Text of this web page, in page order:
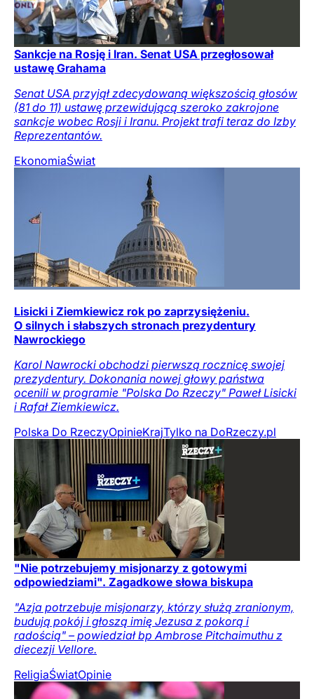
Sankcje na Rosję i Iran. Senat USA przegłosował
ustawę Grahama
Senat USA przyjął zdecydowaną większością głosów
(81 do 11) ustawę przewidującą szeroko zakrojone
sankcje wobec Rosji i Iranu. Projekt trafi teraz do Izby
Reprezentantów.
EkonomiaŚwiat
Lisicki i Ziemkiewicz rok po zaprzysiężeniu.
O silnych i słabszych stronach prezydentury
Nawrockiego
Karol Nawrocki obchodzi pierwszą rocznicę swojej
prezydentury. Dokonania nowej głowy państwa
ocenili w programie "Polska Do Rzeczy" Paweł Lisicki
i Rafał Ziemkiewicz.
Polska Do RzeczyOpinieKrajTylko na DoRzeczy.pl
"Nie potrzebujemy misjonarzy z gotowymi
odpowiedziami". Zagadkowe słowa biskupa
"Azja potrzebuje misjonarzy, którzy służą zranionym,
budują pokój i głoszą imię Jezusa z pokorą i
radością" – powiedział bp Ambrose Pitchaimuthu z
diecezji Vellore.
ReligiaŚwiatOpinie